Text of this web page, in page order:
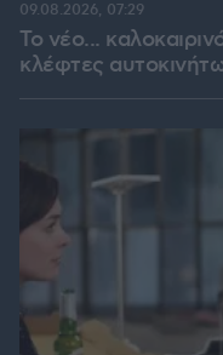
Το νέο...
κλέφτες
09.08.2026, 07:29